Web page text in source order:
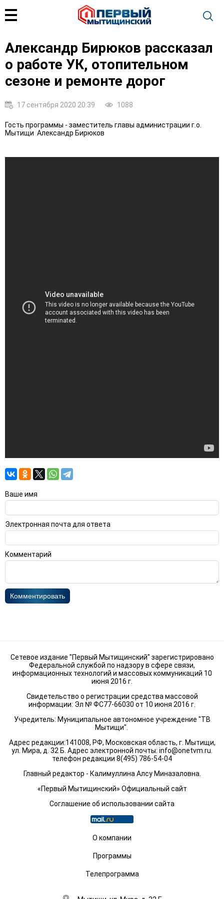
Александр Бирюков рассказал
о работе УК, отопительном
сезоне и ремонте дорог
17 сентября 2020 20:39 1088
Гость программы - заместитель главы администрации г.о.
Мытищи Александр Бирюков
Ваше имя
Электронная почта для ответа
Комментарий
Комментировать
Сетевое издание "Первый Мытищинский" зарегистрировано
Федеральной службой по надзору в сфере связи,
информационных технологий и массовых коммуникаций 10
июня 2016 г.
Свидетельство о регистрации средства массовой
информации: Эл № ФС77-66030 от 10 июня 2016 г.
Учредитель: Муниципальное автономное учреждение "ТВ
Мытищи".
Адрес редакции:141008, РФ, Московская область, г. Мытищи,
ул. Мира, д. 32 Б. Адрес электронной почты: info@onetvm.ru
телефон редакции 8(495) 786-54-04
Главный редактор - Калимуллина Алсу Миназаловна.
«Первый Мытищинский» Официальный сайт
Соглашение об использовании сайта
О компании
Программы
Телепрограмма